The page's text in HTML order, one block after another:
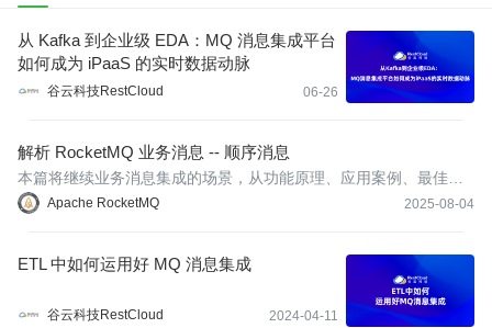
从 Kafka 到企业级 EDA：MQ 消息集成平台
如何成为 iPaaS 的实时数据动脉
谷云科技RestCloud 06-26
解析 RocketMQ 业务消息 -- 顺序消息
Apache RocketMQ 2025-08-04
本篇将继续业务消息集成的场景，从功能原理、应用案例、最佳实
践以及实战等角度介绍 RocketMQ 的顺序消息功能。
ETL 中如何运用好 MQ 消息集成
谷云科技RestCloud 2024-04-11